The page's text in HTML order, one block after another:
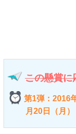
この懸賞に
第1弾：2016
月20日（月）